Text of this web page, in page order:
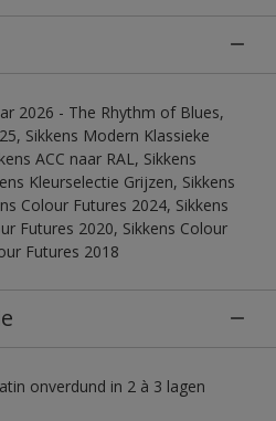
2026 - The Rhythm of Blues,
Sikkens Modern Klassieke
ACC naar RAL, Sikkens
Kleurselectie Grijzen, Sikkens
Colour Futures 2024, Sikkens
Futures 2020, Sikkens Colour
Futures 2018
onverdund in 2 à 3 lagen